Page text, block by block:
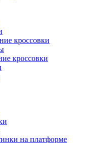
кроссовки
кроссовки
на платформе